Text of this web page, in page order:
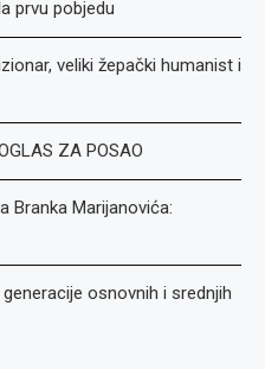
prvu pobjedu
veliki žepački humanist i
ZA POSAO
Branka Marijanovića:
osnovnih i srednjih